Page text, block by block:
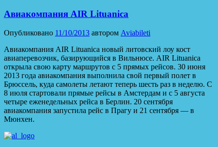
Авиакомпания AIR Lituanica
Опубликовано 11/10/2013 автором Aviabileti
Авиакомпания AIR Lituanica новый литовский лоу кост
авиаперевозчик, базирующийся в Вильнюсе. AIR Lituanica
открыла свою карту маршрутов с 5 прямых рейсов. 30 июня
2013 года авиакомпания выполнила свой первый полет в
Брюссель, куда самолеты летают теперь шесть раз в неделю. С
8 июля стартовали прямые рейсы в Амстердам и с 5 августа
четыре еженедельных рейса в Берлин. 20 сентября
авиакомпания запустила рейс в Прагу и 21 сентября — в
Мюнхен.